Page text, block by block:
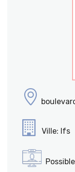
Ville: Ifs